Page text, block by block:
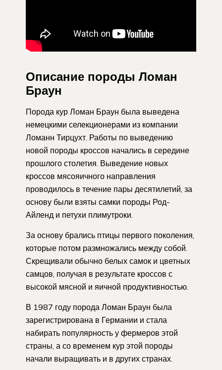
Описание породы Ломан
Браун
Порода кур Ломан Браун была выведена
немецкими селекционерами из компании
Ломанн Тирцухт. Работы по выведению
новой породы кроссов начались в середине
прошлого столетия. Выведение новых
кроссов мясояичного направления
проводилось в течение пары десятилетий, за
основу были взяты самки породы Род-
Айленд и петухи плимутроки.
За основу брались птицы первого поколения,
которые потом размножались между собой.
Скрещивали обычно белых самок и цветных
самцов, получая в результате кроссов с
высокой мясной и яичной продуктивностью.
В 1987 году порода Ломан Браун была
зарегистрирована в Германии и стала
набирать популярность у фермеров этой
страны, а со временем кур этой породы
начали выращивать и в других странах.